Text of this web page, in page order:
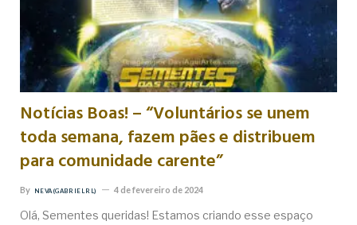
Notícias Boas! – “Voluntários se unem
toda semana, fazem pães e distribuem
para comunidade carente”
By NEVA (GABRIEL RL) 4 de fevereiro de 2024
Olá, Sementes queridas! Estamos criando esse espaço